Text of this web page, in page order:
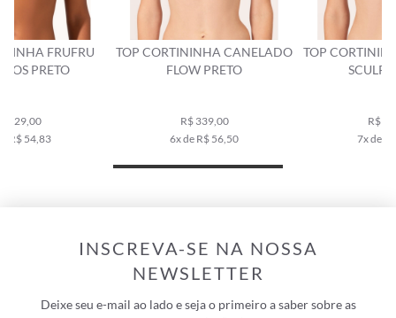
TOP CORTININHA CANELADO
FLOW PRETO
TOP CORTININHA CANELADO
INSCREVA-SE NA NOSSA
NEWSLETTER
Deixe seu e-mail ao lado e seja o primeiro a saber sobre as